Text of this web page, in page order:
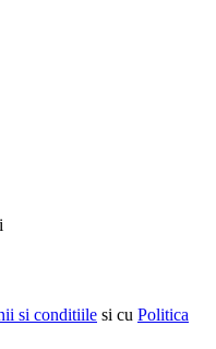
si conditiile si cu Politica